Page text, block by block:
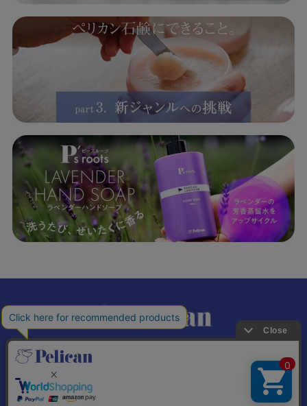
個人情報の取り扱いについて 特定商取引法に基づく表記